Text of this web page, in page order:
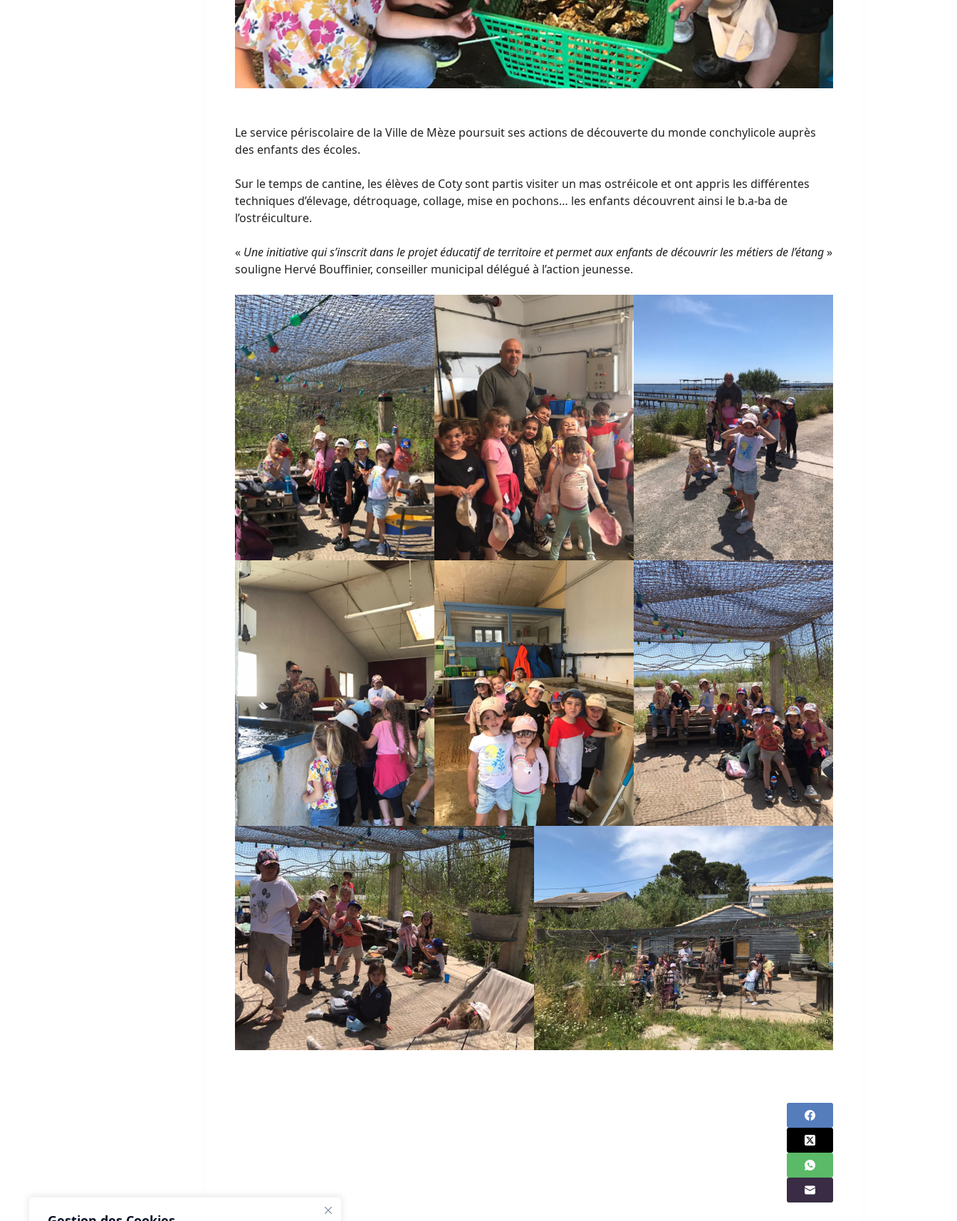
Le service périscolaire de la Ville de Mèze poursuit ses actions de découverte du monde conchylicole auprès
des enfants des écoles.
Sur le temps de cantine, les élèves de Coty sont partis visiter un mas ostréicole et ont appris les différentes
techniques d’élevage, détroquage, collage, mise en pochons… les enfants découvrent ainsi le b.a-ba de
l’ostréiculture.
« Une initiative qui s’inscrit dans le projet éducatif de territoire et permet aux enfants de découvrir les métiers de l’étang»
souligne Hervé Bouffinier, conseiller municipal délégué à l’action jeunesse.